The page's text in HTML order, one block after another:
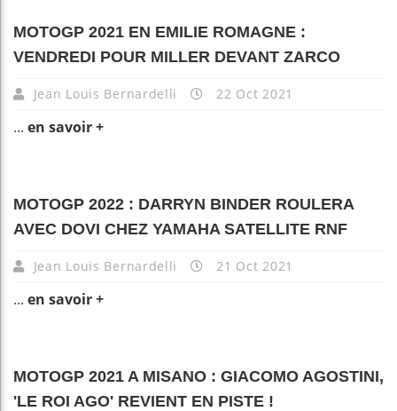
MOTOGP 2021 EN EMILIE ROMAGNE :
VENDREDI POUR MILLER DEVANT ZARCO
Jean Louis Bernardelli 22 Oct 2021
... en savoir +
MOTOGP 2022 : DARRYN BINDER ROULERA
AVEC DOVI CHEZ YAMAHA SATELLITE RNF
Jean Louis Bernardelli 21 Oct 2021
... en savoir +
MOTOGP 2021 A MISANO : GIACOMO AGOSTINI,
'LE ROI AGO' REVIENT EN PISTE !